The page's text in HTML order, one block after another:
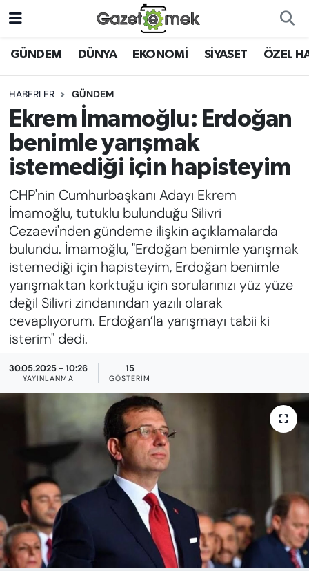
GÜNDEM DÜNYA EKONOMİ SİYASET ÖZEL
HABERLER GÜNDEM
Ekrem İmamoğlu: Erdoğan
benimle yarışmak
istemediği için hapisteyim
CHP'nin Cumhurbaşkanı Adayı Ekrem
İmamoğlu, tutuklu bulunduğu Silivri
Cezaevi'nden gündeme ilişkin açıklamalarda
bulundu. İmamoğlu, "Erdoğan benimle yarışmak
istemediği için hapisteyim, Erdoğan benimle
yarışmaktan korktuğu için sorularınızı yüz yüze
değil Silivri zindanından yazılı olarak
cevaplıyorum. Erdoğan’la yarışmayı tabii ki
isterim" dedi.
30.05.2025 - 10:26
YAYINLANMA
15
GÖSTERIM
DÜNYA
EKONOMİ
EMEK HABERLERİ
YENİ MEDYADA EMEK
GAZETECİLİĞİNİ GELİŞTİRMEK
FAYDALI BİLGİLER
GÜNDEM
EĞİTİM
KADIN
KÜLTÜR-SANAT
MAGAZİN
ÖZEL HABER
YAZAR KÖŞESİ
SİYASET
Nöbetçi Eczaneler
Hava Durumu
İstanbul Namaz Vakitleri
Trafik Durumu
Süper Lig Puan Durumu ve Fikstür
Tüm Manşetler
Son Dakika Haberleri
Haber Arşivi